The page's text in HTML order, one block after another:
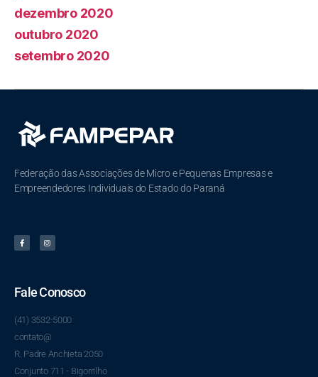
dezembro 2020
outubro 2020
setembro 2020
Federação das Associações de Micro e Pequenas Empresas e
Empreendedores Individuais do Estado do Paraná
Fale Conosco
(41) 3532-5000
contato@
R. Padre Anchieta 2050
Conjunto 711 - Bigorrilho